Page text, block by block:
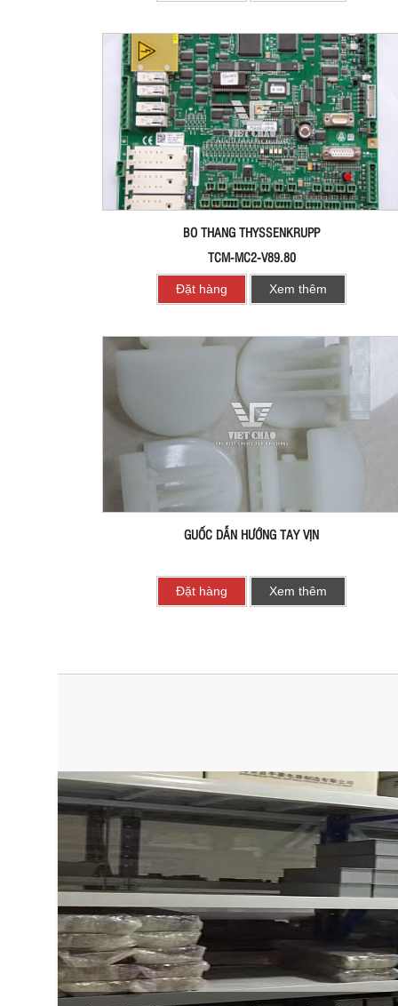
BO THANG THYSSENKRUPP
TCM-MC2-V89.80
Đặt hàng Xem thêm
GUỐC DẪN HƯỚNG TAY VỊN
Đặt hàng Xem thêm